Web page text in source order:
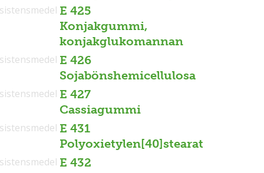
E 425
Konjakgummi,
konjakglukomannan
E 426
Sojabönshemicellulosa
E 427
Cassiagummi
E 431
Polyoxietylen[40]stearat
E 432